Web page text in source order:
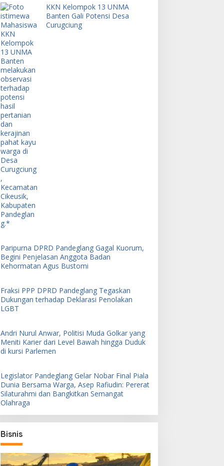
KKN Kelompok 13 UNMA
Banten Gali Potensi Desa
Curugciung
Paripurna DPRD Pandeglang Gagal Kuorum,
Begini Penjelasan Anggota Badan
Kehormatan Agus Bustomi
Fraksi PPP DPRD Pandeglang Tegaskan
Dukungan terhadap Deklarasi Penolakan
LGBT
Andri Nurul Anwar, Politisi Muda Golkar yang
Meniti Karier dari Level Bawah hingga Duduk
di kursi Parlemen
Legislator Pandeglang Gelar Nobar Final Piala
Dunia Bersama Warga, Asep Rafiudin: Pererat
Silaturahmi dan Bangkitkan Semangat
Olahraga
Bisnis